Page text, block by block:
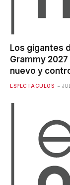
Los gigantes
Grammy
nuevo y
ESPECTÁCULOS